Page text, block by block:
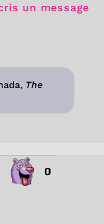
un message
The
0